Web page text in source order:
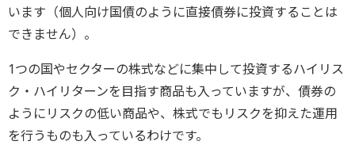
います（個人向け国債のように直接債券に投資することは
できません）。
1つの国やセクターの株式などに集中して投資するハイリス
ク・ハイリターンを目指す商品も入っていますが、債券の
ようにリスクの低い商品や、株式でもリスクを抑えた運用
を行うものも入っているわけです。